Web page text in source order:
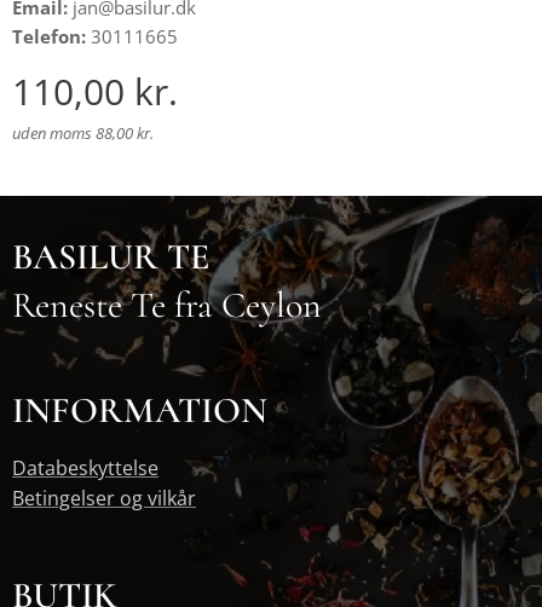
Email: jan@basilur.dk
Telefon: 30111665
110,00 kr.
uden moms 88,00 kr.
BASILUR TE
Reneste Te fra Ceylon
INFORMATION
Databeskyttelse
Betingelser og vilkår
BUTIK